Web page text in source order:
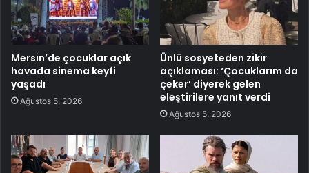
Mersin’de çocuklar açık
havada sinema keyfi
yaşadı
Ağustos 5, 2026
Ünlü sosyeteden zikir
açıklaması: ‘Çocuklarım da
çeker’ diyerek gelen
eleştirilere yanıt verdi
Ağustos 5, 2026